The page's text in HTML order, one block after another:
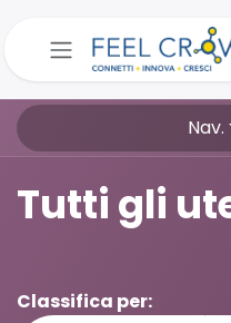
Nav.
Tutti gli
Classifica per: